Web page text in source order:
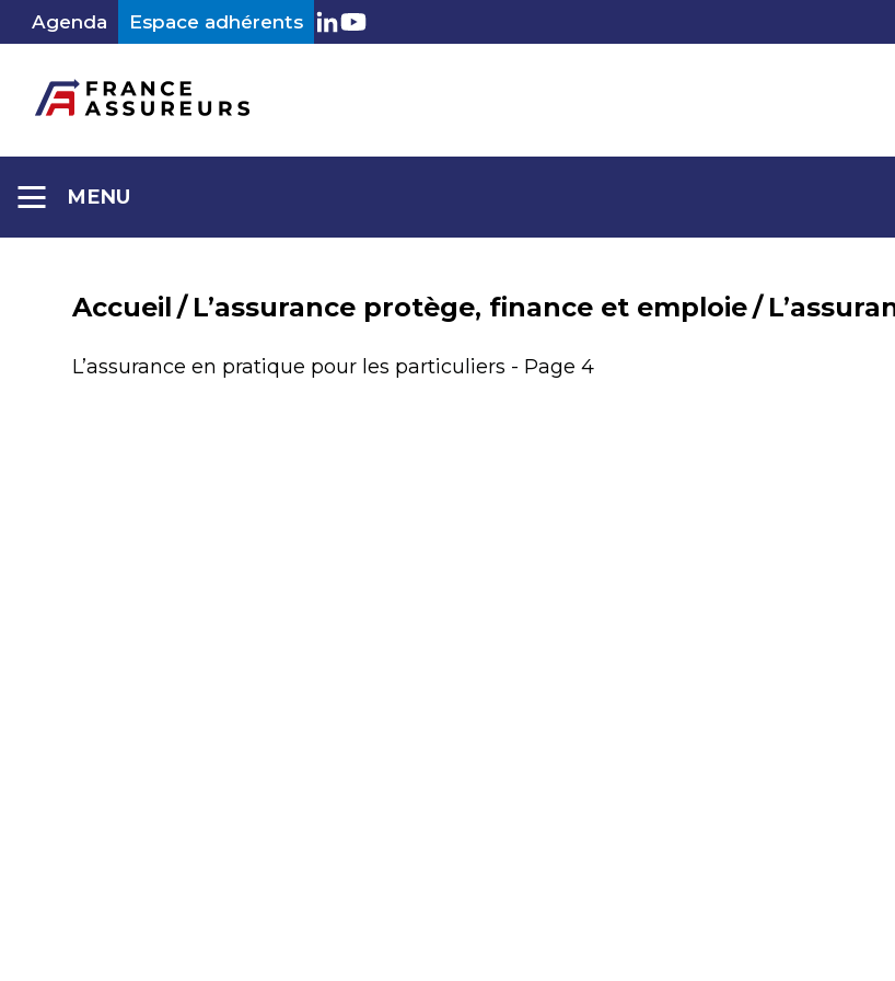
AllerAgenda Espace adhérents LinkedIn
Youtube
MENU
Accueil / L’assurance protège, finance et emploie/
L’assurance en pratique pour les particuliers - Page 4